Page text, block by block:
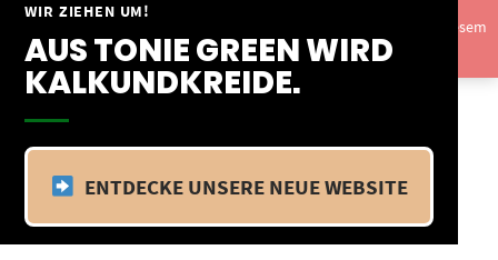
WIR ZIEHEN UM!
AUS TONIE GREEN WIRD
KALKUNDKREIDE.
ENTDECKE UNSERE NEUE WEBSITE
Springe
Inhalt
Vom 09.04.25 - 20.04.25 befinden wir uns im Betriebsurlaub. In diesem
Zeitraum findet kein Versand statt.Ausblenden